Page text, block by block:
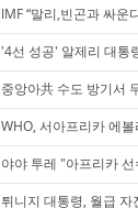
IMF “말리,빈곤과 싸운
'4선 성공' 알제리 대통
중앙아共 수도 방기서
WHO, 서아프리카 에
야야 투레 "아프리카
튀니지 대통령, 월급 자